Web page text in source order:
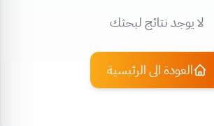
لا يوجد نتائج لبحثك
العودة الى الرئيسية